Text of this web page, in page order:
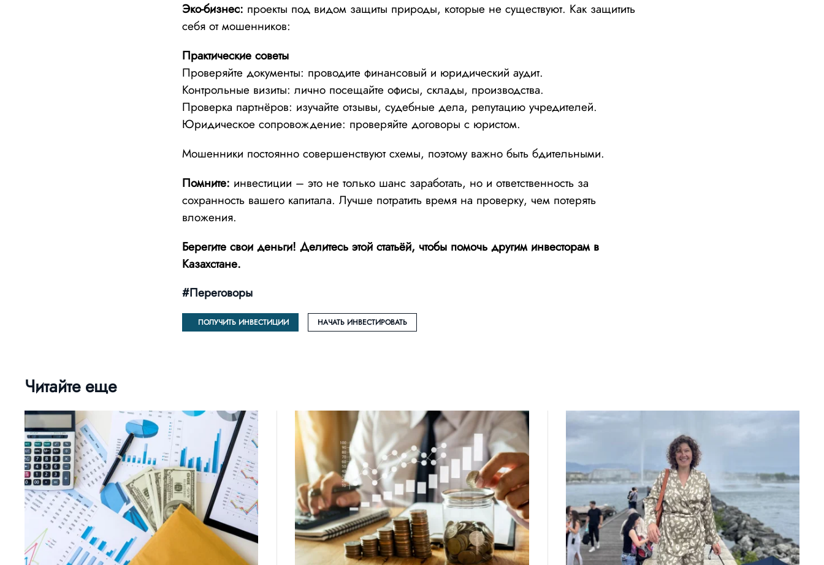
Эко-бизнес: проекты под видом защиты природы, которые не существуют. Как защитить
себя от мошенников:
Практические советы
Проверяйте документы: проводите финансовый и юридический аудит.
Контрольные визиты: лично посещайте офисы, склады, производства.
Проверка партнёров: изучайте отзывы, судебные дела, репутацию учредителей.
Юридическое сопровождение: проверяйте договоры с юристом.
Мошенники постоянно совершенствуют схемы, поэтому важно быть бдительными.
Помните: инвестиции – это не только шанс заработать, но и ответственность за
сохранность вашего капитала. Лучше потратить время на проверку, чем потерять
вложения.
Берегите свои деньги! Делитесь этой статьёй, чтобы помочь другим инвесторам в
Казахстане.
#Переговоры
ПОЛУЧИТЬ ИНВЕСТИЦИИ НАЧАТЬ ИНВЕСТИРОВАТЬ
Читайте еще